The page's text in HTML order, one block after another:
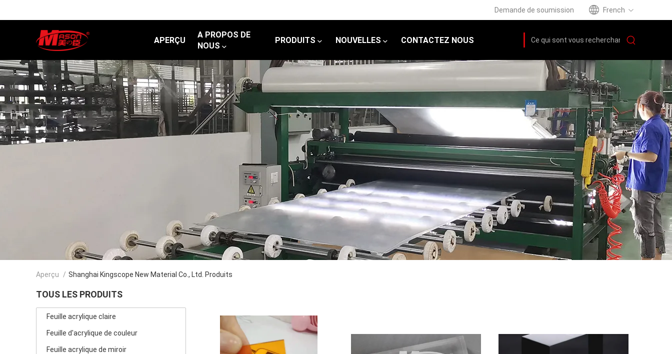
Demande de soumission French
APERÇU
A PROPOS DE
NOUS
PRODUITS NOUVELLES CONTACTEZ NOUS
Aperçu / Shanghai Kingscope New Material Co., Ltd. Produits
TOUS LES PRODUITS
Feuille acrylique claire
Feuille d'acrylique de couleur
Feuille acrylique de miroir